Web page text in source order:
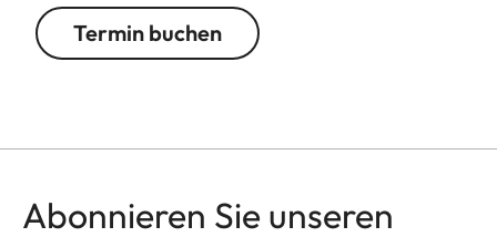
Termin buchen
Abonnieren Sie unseren